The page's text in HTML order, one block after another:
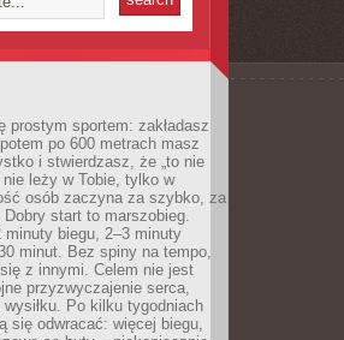
prostym sportem: zakładasz
po 600 metrach masz
i stwierdzasz, że „to nie
nie leży w Tobie, tylko w
osób zaczyna za szybko, za
start to marszobieg.
minuty biegu, 2–3 minuty
minut. Bez spiny na tempo,
z innymi. Celem nie jest
przyzwyczajenie serca,
Po kilku tygodniach
się odwracać: więcej biegu,